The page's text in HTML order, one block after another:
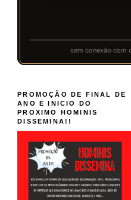
PROMOÇÃO DE FINAL DE
ANO E INICIO DO
PROXIMO HOMINIS
DISSEMINA!!